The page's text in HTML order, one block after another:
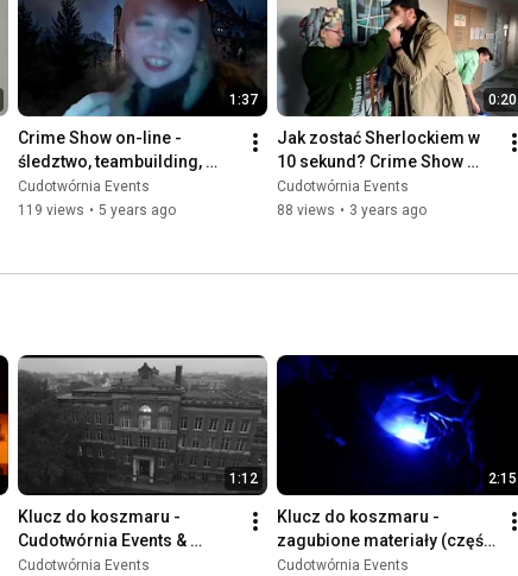
1:37
Crime Show on-line -
śledztwo, teambuilding,
integracja on-line!
Cudotwórnia Events
119 views • 5 years ago
0:20
Jak zostać Sherlockiem w
10 sekund? Crime Show
backstage!
Cudotwórnia Events
88 views • 3 years ago
1:12
Klucz do koszmaru -
Cudotwórnia Events &
Jigsaw Rooms
Cudotwórnia Events
2:15
Klucz do koszmaru -
zagubione materiały (część
2)
Cudotwórnia Events